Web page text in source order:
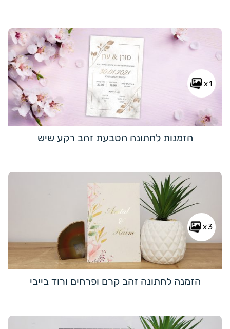
x1
הזמנות לחתונה הטבעת זהב רקע שיש
x3
הזמנה לחתונה זהב קרם ופרחים ורוד בייבי